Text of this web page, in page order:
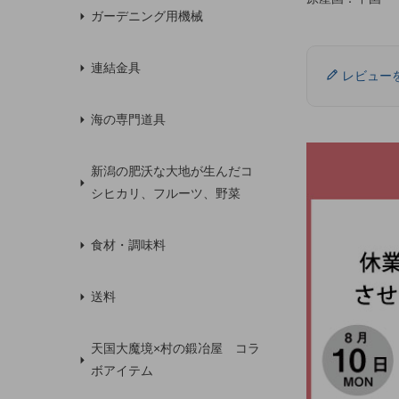
ガーデニング用機械
連結金具
海の専門道具
新潟の肥沃な大地が生んだコ
シヒカリ、フルーツ、野菜
食材・調味料
送料
天国大魔境×村の鍛冶屋 コラ
ボアイテム
レビュー